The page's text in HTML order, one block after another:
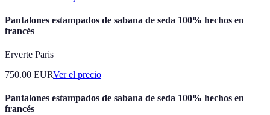
Pantalones estampados de sabana de seda 100% hechos en
francés
Erverte Paris
750.00 EURVer el precio
Pantalones estampados de sabana de seda 100% hechos en
francés